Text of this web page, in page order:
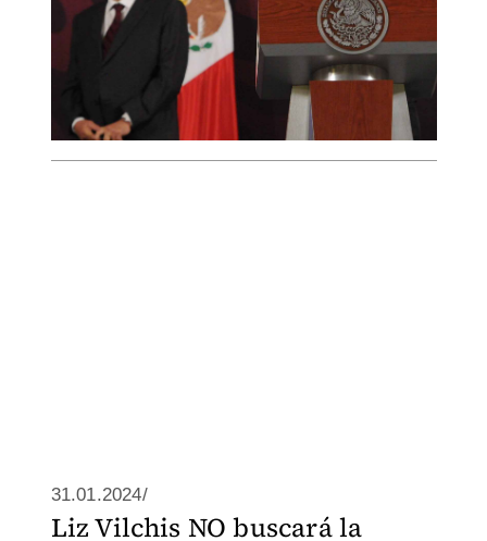
31.01.2024/
Liz Vilchis NO buscará la